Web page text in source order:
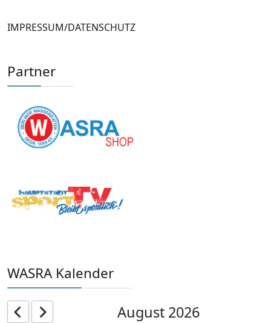
IMPRESSUM/DATENSCHUTZ
Partner
WASRA Kalender
August 2026